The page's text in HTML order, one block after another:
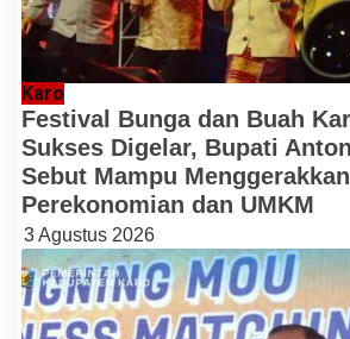
Karo
Festival Bunga dan Buah
Sukses Digelar, Bupati
Sebut Mampu Menggerakkan
Perekonomian dan UMKM
3 Agustus 2026